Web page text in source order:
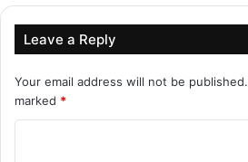
August 5, 2026
Leave a Reply
Your email address will not be published.
marked *